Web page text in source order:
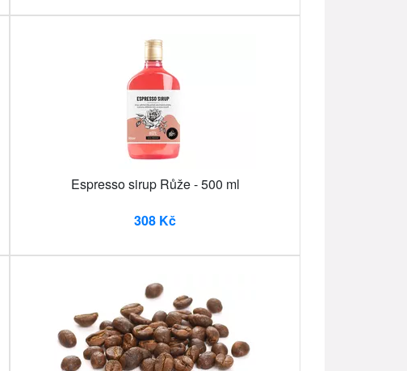
Espresso sirup Růže - 500 ml
308 Kč